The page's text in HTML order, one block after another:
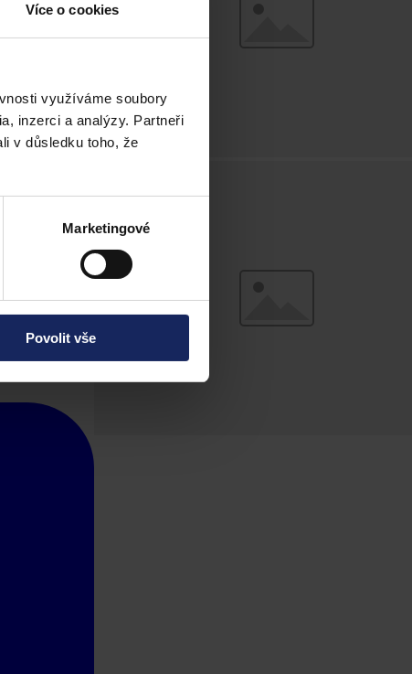
Více o cookies
využíváme soubory
inzerci a analýzy. Partneři
v důsledku toho, že
Marketingové
Povolit vše